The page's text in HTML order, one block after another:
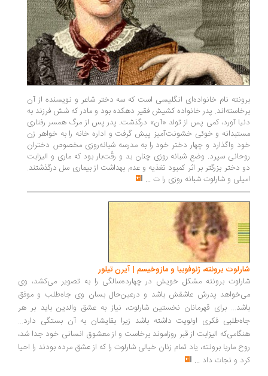
برونته نام خانواده‌­ای انگلیسی است که سه دختر شاعر و نویسنده از آن
برخاسته‌اند. پدر خانواده کشیش فقیر دهکده بود و مادر که شش فرزند به
دنیا آورد، کمی پس از تولد «آن» درگذشت. پدر پس از مرگ همسر رفتاری
مستبدانه و خوئی خشونت‌­آمیز پیش گرفت و اداره خانه را به خواهر زن
خود واگذارد و چهار دختر خود را به مدرسه ‌شبانه‌روزی مخصوص دختران
روحانی سپرد. وضع شبانه روزی چنان بد و رقّت‌­بار بود که ماری و الیزابت
دو دختر بزرگتر بر اثر کمبود تغذیه و عدم بهداشت از بیماری سل درگذشتند.
امیلی و شارلوت شبانه روزی را ت ...
شارلوت برونته، ژنوفوبیا و مازوخیسم | آیرن تیلور
شارلوت برونته مشکل خویش در چهارده‌سالگی را به تصویر می‌کشد، وی
می‌خواهد پدرش عاشقش باشد و درعین‌حال بسان وی جاه‌طلب و موفق
باشد... برای قهرمانان نخستین شارلوت، نیاز به عشق والدین باید بر هر
جاه‌طلبی فکری اولویت داشته باشد زیرا بقایشان به آن بستگی دارد...
هنگامی‌که الیزابت از قبر روزاموند برخاست و از معشوق انسانی خود جدا شد،
روح ماریا برونته، یاد تمام زنان خیالی شارلوت را که از عشق مرده بودند را احیا
کرد و نجات داد ...